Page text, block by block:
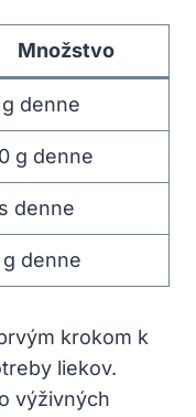
Množstvo
denne
g denne
denne
denne
krokom ⁣k
liekov.
výživných